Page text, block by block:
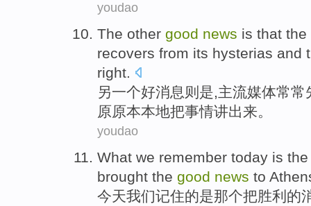
youdao
The other good news is that the
recovers from its hysterias and
right.
另一个好消息则 是,主流媒体常常
原原本本地把事情讲出来。
youdao
What we remember today is
brought the good news to
今天我们记住的是那个把胜利 的